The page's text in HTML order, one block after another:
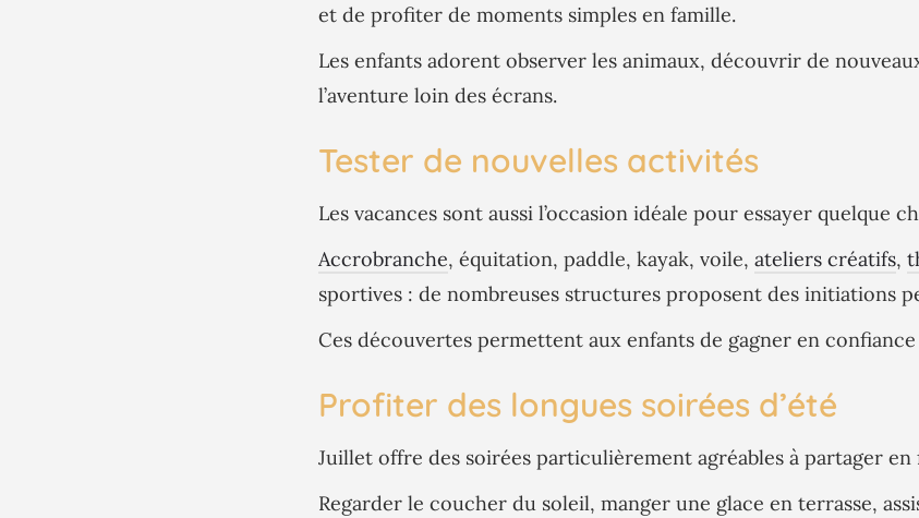
et de profiter de moments simples en famille.
Les enfants adorent observer les animaux, découvrir de
l’aventure loin des écrans.
Tester de nouvelles activités
Les vacances sont aussi l’occasion idéale pour essayer quelque
Accrobranche, équitation, paddle, kayak, voile, ateliers créatifs,
sportives : de nombreuses structures proposent des initiations
Ces découvertes permettent aux enfants de gagner en confiance
Profiter des longues soirées d’été
Juillet offre des soirées particulièrement agréables à partager en
Regarder le coucher du soleil, manger une glace en terrasse,